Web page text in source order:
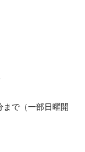
で（一部日曜開